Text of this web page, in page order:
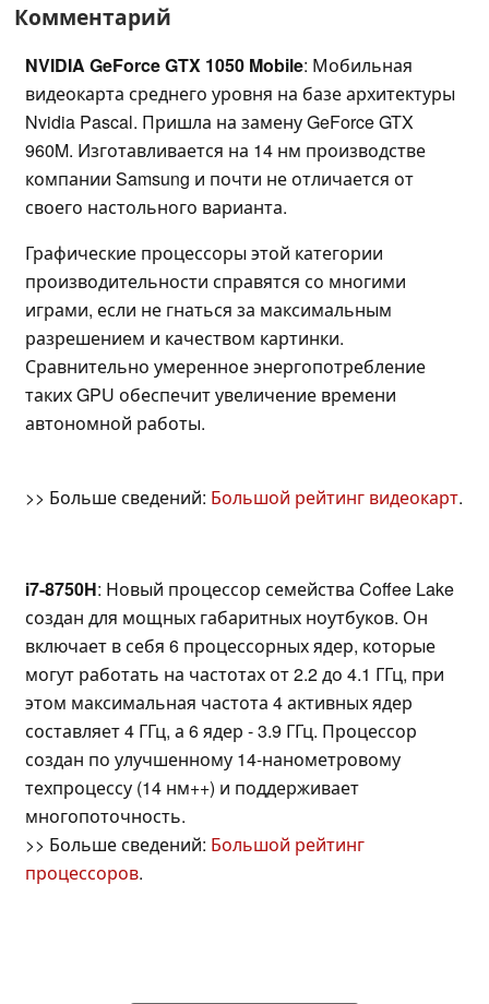
Комментарий
NVIDIA GeForce GTX 1050 Mobile: Мобильная
видеокарта среднего уровня на базе архитектуры
Nvidia Pascal. Пришла на замену GeForce GTX
960M. Изготавливается на 14 нм производстве
компании Samsung и почти не отличается от
своего настольного варианта.
Графические процессоры этой категории
производительности справятся со многими
играми, если не гнаться за максимальным
разрешением и качеством картинки.
Сравнительно умеренное энергопотребление
таких GPU обеспечит увеличение времени
автономной работы.
>> Больше сведений: Большой рейтинг видеокарт.
i7-8750H: Новый процессор семейства Coffee Lake
создан для мощных габаритных ноутбуков. Он
включает в себя 6 процессорных ядер, которые
могут работать на частотах от 2.2 до 4.1 ГГц, при
этом максимальная частота 4 активных ядер
составляет 4 ГГц, а 6 ядер - 3.9 ГГц. Процессор
создан по улучшенному 14-нанометровому
техпроцессу (14 нм++) и поддерживает
многопоточность.
>> Больше сведений: Большой рейтинг
процессоров.